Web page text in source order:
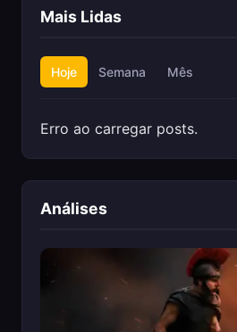
Mais Lidas
Hoje Semana Mês
Erro ao carregar posts.
Análises